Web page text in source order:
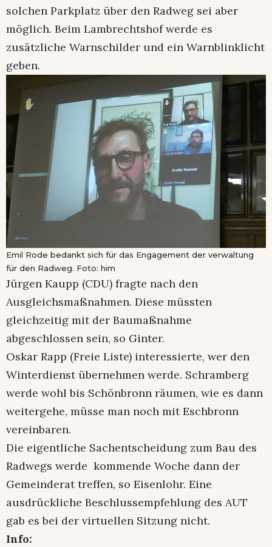
solchen Parkplatz über den Radweg sei aber
möglich. Beim Lambrechtshof werde es
zusätzliche Warnschilder und ein Warnblinklicht
geben.
Emil Rode bedankt sich für das Engagement der verwaltung
für den Radweg. Foto: him
Jürgen Kaupp (CDU) fragte nach den
Ausgleichsmaßnahmen. Diese müssten
gleichzeitig mit der Baumaßnahme
abgeschlossen sein, so Ginter.
Oskar Rapp (Freie Liste) interessierte, wer den
Winterdienst übernehmen werde. Schramberg
werde wohl bis Schönbronn räumen, wie es dann
weitergehe, müsse man noch mit Eschbronn
vereinbaren.
Die eigentliche Sachentscheidung zum Bau des
Radwegs werde kommende Woche dann der
Gemeinderat treffen, so Eisenlohr. Eine
ausdrückliche Beschlussempfehlung des AUT
gab es bei der virtuellen Sitzung nicht.
Info: